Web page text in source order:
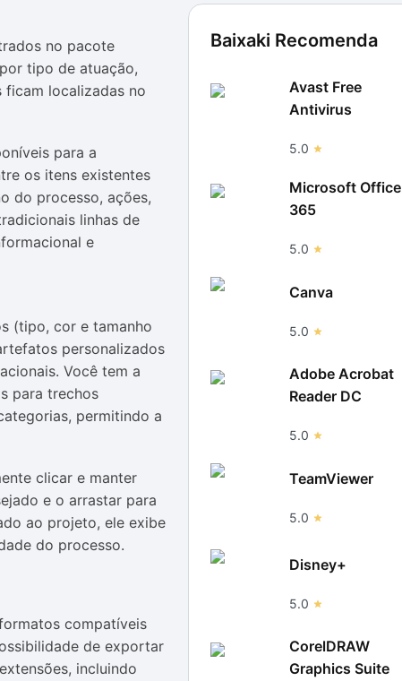
no pacote
tipo de atuação,
localizadas no
para a
os itens existentes
do processo, ações,
linhas de
e
(tipo, cor e tamanho
personalizados
Você tem a
para trechos
permitindo a
clicar e manter
e o arrastar para
ao projeto, ele exibe
do processo.
compatíveis
de exportar
incluindo
Baixaki Recomenda
Avast Free
Antivirus
5.0
Microsoft Office
365
5.0
Canva
5.0
Adobe Acrobat
Reader DC
5.0
TeamViewer
5.0
Disney+
5.0
CorelDRAW
Graphics Suite